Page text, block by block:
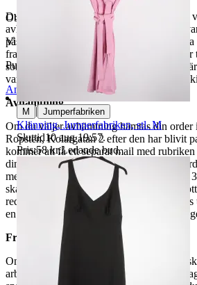
Du betalar din order direkt på Tradera och
avhämtning. Vill du att vi samfraktar fler
på din Traderasida och vänta med att
fraktpriset. Vi samfraktar upp till fyra varor
som avslutas samma dag. Samfraktspriset
varor märkta endast avhämtning inte kan
Avhämtning
Om du väljer avhämtning hämtas din
Ropsten, Kolargatan 2 efter den har blivit
kommer att få ett separat mail med
din order på Myrorna i Ropsten! när din
med legitimation. Hanteringstiden är cirka
ska hämtas senast 7 dagar efter att man
redo för avhämtning. Ordrar som ej
en avgift på 84 kr dras av från
Frakt
Om du har valt frakt kommer din vara att
arbetsdagar. När din vara har lämnat vårt
Objektnr
730 645 070
Visningar
Publicerad
8 maj 18:49
Anmäl Sälj liknande
M | Jumperfabriken
Klänning, Jumperfabriken, stl. M
Sluttid10 aug 19:57.
Pris:58 kr,Ledande bud.